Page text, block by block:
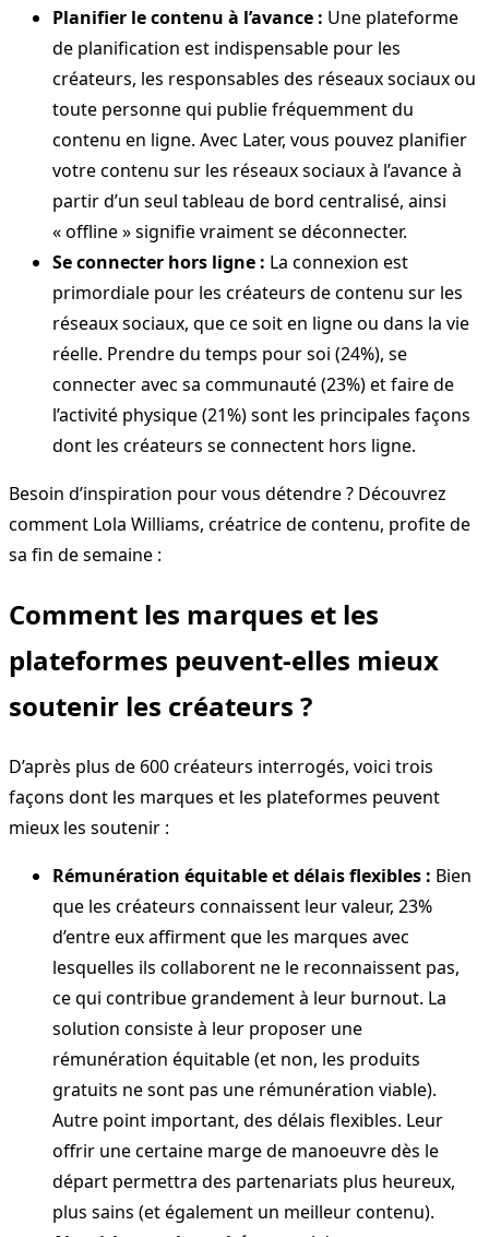
Planifier le contenu à l’avance : Une plateforme
de planification est indispensable pour les
créateurs, les responsables des réseaux sociaux ou
toute personne qui publie fréquemment du
contenu en ligne. Avec Later, vous pouvez planifier
votre contenu sur les réseaux sociaux à l’avance à
partir d’un seul tableau de bord centralisé, ainsi
« offline » signifie vraiment se déconnecter.
Se connecter hors ligne : La connexion est
primordiale pour les créateurs de contenu sur les
réseaux sociaux, que ce soit en ligne ou dans la vie
réelle. Prendre du temps pour soi (24%), se
connecter avec sa communauté (23%) et faire de
l’activité physique (21%) sont les principales façons
dont les créateurs se connectent hors ligne.
Besoin d’inspiration pour vous détendre ? Découvrez
comment Lola Williams, créatrice de contenu, profite de
sa fin de semaine :
Comment les marques et les
plateformes peuvent-elles mieux
soutenir les créateurs ?
D’après plus de 600 créateurs interrogés, voici trois
façons dont les marques et les plateformes peuvent
mieux les soutenir :
Rémunération équitable et délais flexibles : Bien
que les créateurs connaissent leur valeur, 23%
d’entre eux affirment que les marques avec
lesquelles ils collaborent ne le reconnaissent pas,
ce qui contribue grandement à leur burnout. La
solution consiste à leur proposer une
rémunération équitable (et non, les produits
gratuits ne sont pas une rémunération viable).
Autre point important, des délais flexibles. Leur
offrir une certaine marge de manoeuvre dès le
départ permettra des partenariats plus heureux,
plus sains (et également un meilleur contenu).